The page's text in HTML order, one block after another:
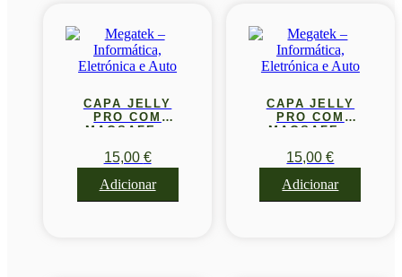
CAPA JELLY
PRO COM
MAGSAFE –
6.1″
15,00 €
Adicionar
CAPA JELLY
PRO COM
MAGSAFE –
6.1″
15,00€
Adicionar